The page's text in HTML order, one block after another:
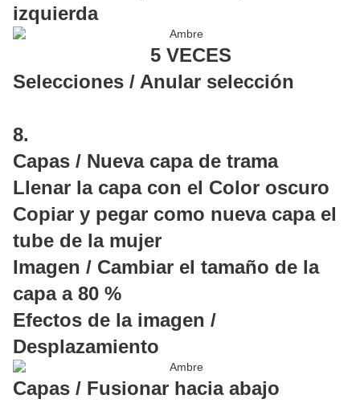
izquierda
5 VECES
Selecciones / Anular selección
8.
Capas / Nueva capa de trama
Llenar la capa con el Color oscuro
Copiar y pegar como nueva capa el
tube de la mujer
Imagen / Cambiar el tamaño de la
capa a 80 %
Efectos de la imagen /
Desplazamiento
Capas / Fusionar hacia abajo